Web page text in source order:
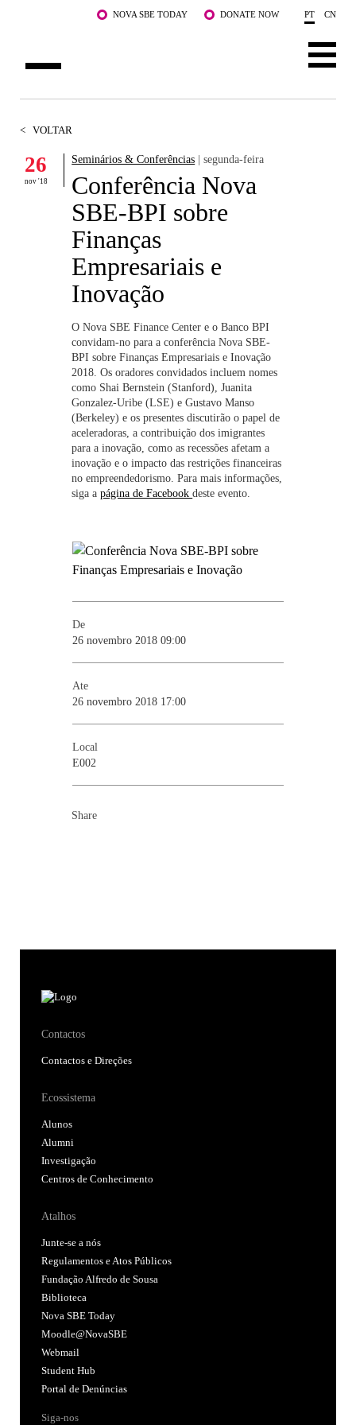
Saltar para o conteúdo principalNOVA SBE TODAY DONATE NOW PT CN
DOCENTES E INVESTIGAÇÃO
COMUNIDADE
WHAT'S HAPPENING
< VOLTAR
26
nov '18
Seminários & Conferências | segunda-feira
Conferência Nova
SBE-BPI sobre
Finanças
Empresariais e
Inovação
O Nova SBE Finance Center e o Banco BPI
convidam-no para a conferência Nova SBE-
BPI sobre Finanças Empresariais e Inovação
2018. Os oradores convidados incluem nomes
como Shai Bernstein (Stanford), Juanita
Gonzalez-Uribe (LSE) e Gustavo Manso
(Berkeley) e os presentes discutirão o papel de
aceleradoras, a contribuição dos imigrantes
para a inovação, como as recessões afetam a
inovação e o impacto das restrições financeiras
no empreendedorismo. Para mais informações,
siga apágina de Facebookdeste evento.
De
26 novembro 2018 09:00
Ate
26 novembro 2018 17:00
Local
E002
Share
Contactos
Contactos e Direções
Ecossistema
Alunos
Alumni
Investigação
Centros de Conhecimento
Atalhos
Junte-se a nós
Regulamentos e Atos Públicos
Fundação Alfredo de Sousa
Biblioteca
Nova SBE Today
Moodle@NovaSBE
Webmail
Student Hub
Portal de Denúncias
Siga-nos